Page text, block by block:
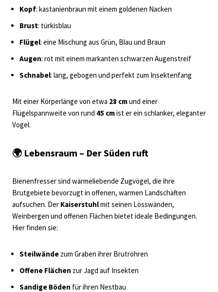
Kopf: kastanienbraun mit einem goldenen Nacken
Brust: türkisblau
Flügel: eine Mischung aus Grün, Blau und Braun
Augen: rot mit einem markanten schwarzen Augenstreif
Schnabel: lang, gebogen und perfekt zum Insektenfang
Mit einer Körperlänge von etwa 28 cmund einer
Flügelspannweite von rund 45 cmist er ein schlanker, eleganter
Vogel.
🌍 Lebensraum – Der Süden ruft
Bienenfresser sind wärmeliebende Zugvögel, die ihre
Brutgebiete bevorzugt in offenen, warmen Landschaften
aufsuchen. Der Kaiserstuhlmit seinen Lösswänden,
Weinbergen und offenen Flächen bietet ideale Bedingungen.
Hier finden sie:
Steilwände zum Graben ihrer Brutröhren
Offene Flächen zur Jagd auf Insekten
Sandige Böden für ihren Nestbau